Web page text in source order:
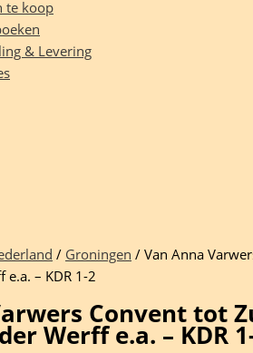
te koop
& Levering
/ Groningen / Van Anna
e.a. – KDR 1-2
Convent tot
Werff e.a. – KDR